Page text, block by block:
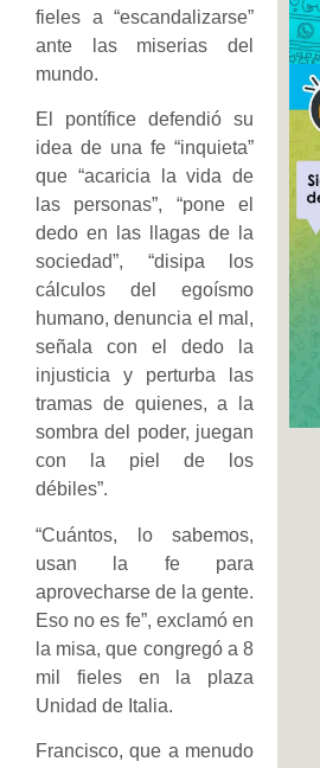
fieles a “escandalizarse”
ante las miserias del
mundo.
El pontífice defendió su
idea de una fe “inquieta”
que “acaricia la vida de
las personas”, “pone el
dedo en las llagas de la
sociedad”, “disipa los
cálculos del egoísmo
humano, denuncia el mal,
señala con el dedo la
injusticia y perturba las
tramas de quienes, a la
sombra del poder, juegan
con la piel de los
débiles”.
“Cuántos, lo sabemos,
usan la fe para
aprovecharse de la gente.
Eso no es fe”, exclamó en
la misa, que congregó a 8
mil fieles en la plaza
Unidad de Italia.
Francisco, que a menudo